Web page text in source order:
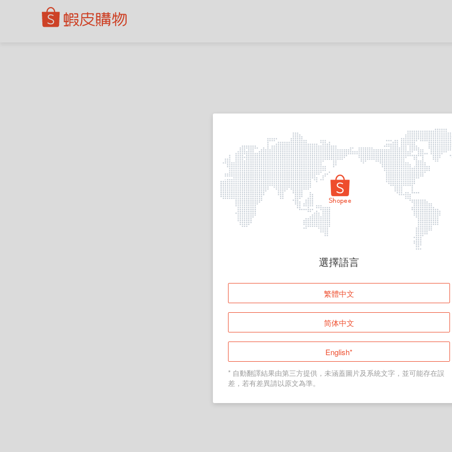
頁面無法顯示
登入
返回首頁
選擇語言
繁體中文
简体中文
English*
* 自動翻譯結果由第三方提供，未涵蓋圖片及系統文字，並可能存在誤
差，若有差異請以原文為準。